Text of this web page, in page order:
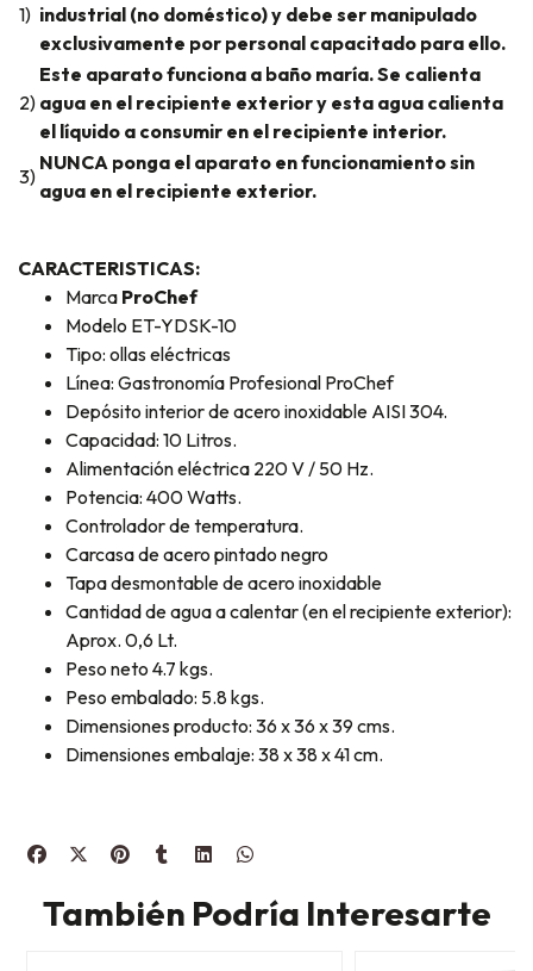
1) industrial (no doméstico) y debe ser manipulado
exclusivamente por personal capacitado para ello.
2)
Este aparato funciona a baño maría. Se calienta
agua en el recipiente exterior y esta agua calienta
el líquido a consumir en el recipiente interior.
3)
NUNCA ponga el aparato en funcionamiento sin
agua en el recipiente exterior.
CARACTERISTICAS:
Marca ProChef
Modelo ET-YDSK-10
Tipo: ollas eléctricas
Línea: Gastronomía Profesional ProChef
Depósito interior de acero inoxidable AISI 304.
Capacidad: 10 Litros.
Alimentación eléctrica 220 V / 50 Hz.
Potencia: 400 Watts.
Controlador de temperatura.
Carcasa de acero pintado negro
Tapa desmontable de acero inoxidable
Cantidad de agua a calentar (en el recipiente exterior):
Aprox. 0,6 Lt.
Peso neto 4.7 kgs.
Peso embalado: 5.8 kgs.
Dimensiones producto: 36 x 36 x 39 cms.
Dimensiones embalaje: 38 x 38 x 41 cm.
También Podría Interesarte